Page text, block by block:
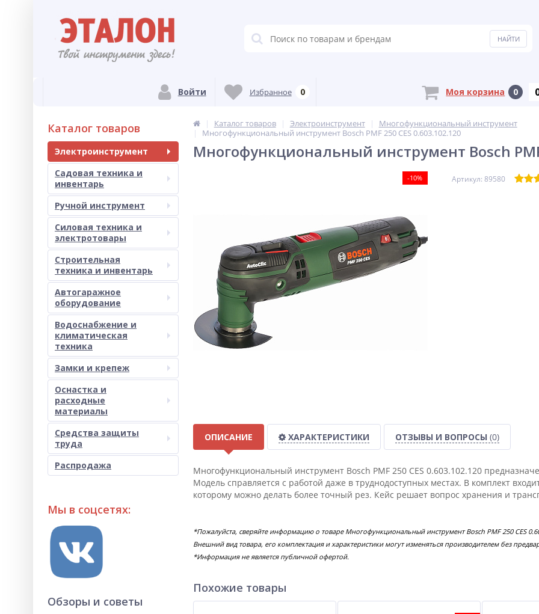
Войти Избранное 0 Моя корзина 0
Каталог товаров
Электроинструмент
Садовая техника и
инвентарь
Ручной инструмент
Силовая техника и
электротовары
Строительная
техника и инвентарь
Автогаражное
оборудование
Водоснабжение и
климатическая
техника
Замки и крепеж
Оснастка и
расходные
материалы
Средства защиты
труда
Распродажа
Мы в соцсетях:
Обзоры и советы
Каталог товаров Электроинструмент
Многофункциональный инструмент
Многофункциональный инструмент Bosch PMF 250 CES 0.603.102.120
Многофункциональный инструмент Bosch PMF
-10% Артикул: 89580
ОПИСАНИЕ ХАРАКТЕРИСТИКИ ОТЗЫВЫ И ВОПРОСЫ (0)
Многофункциональный инструмент Bosch PMF 250 CES 0.603.102.120
Модель справляется с работой даже в труднодоступных местах. В комплект
которому можно делать более точный рез. Кейс решает вопрос хранения и
*Пожалуйста, сверяйте информацию о товаре Многофункциональный инструмент Bosch PMF 250 CES
Внешний вид товара, его комплектация и характеристики могут изменяться производителем без
*Информация не является публичной офертой.
Похожие товары